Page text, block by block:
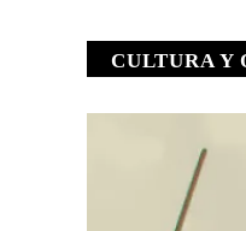
CULTURA Y